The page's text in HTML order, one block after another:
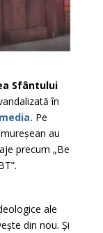
Sfântului
în
Pe
au
precum „Be
ale
din nou. Și